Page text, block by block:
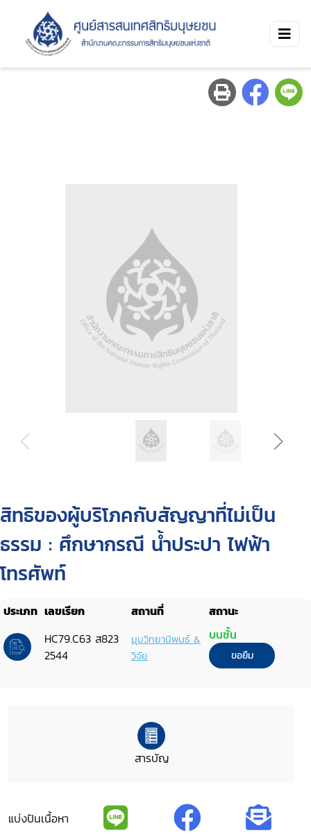
สิทธิของผู้บริโภคกับสัญญาที่ไม่เป็น
ธรรม : ศึกษากรณี น้ำประปา ไฟฟ้า
โทรศัพท์
ประเภท เลขเรียก สถานที่
สถานะ
HC79.C63 ส823
2544
มุมวิทยานิพนธ์ &
วิจัย
บนชั้น
ขอยืม
สารบัญ
แบ่งปันเนื้อหา